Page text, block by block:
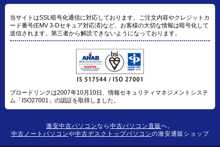
当サイトはSSL暗号化通信に対応しております。ご注文内容やクレジットカ
ード番号(EMV 3-Dセキュア対応済)など、お客様の大切な情報は暗号化して
送信されます。第三者から解読できないようになっております。
ブロードリンクは2007年10月10日、情報セキュリティマネジメントシステ
ム「ISO27001」の認証を取得しました。
激安中古パソコンなら 中古パソコン直販へ。
中古ノートパソコンや中古デスクトップパソコンの激安通販ショップ